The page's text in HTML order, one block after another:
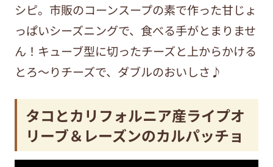
シピ。市販のコーンスープの素で作った甘じょ
っぱいシーズニングで、食べる手がとまりませ
ん！キューブ型に切ったチーズと上からかける
とろ～りチーズで、ダブルのおいしさ♪
タコとカリフォルニア産ライプオ
リーブ＆レーズンのカルパッチョ